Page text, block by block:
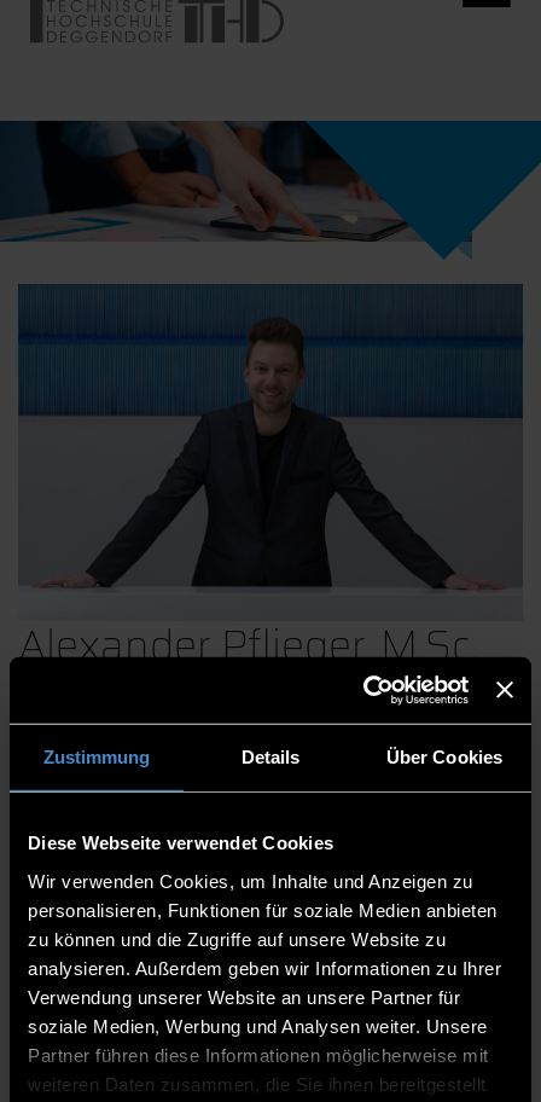
Zustimmung Details Über Cookies
Diese Webseite verwendet Cookies
Wir verwenden Cookies, um Inhalte und Anzeigen zu
personalisieren, Funktionen für soziale Medien anbieten
zu können und die Zugriffe auf unsere Website zu
analysieren. Außerdem geben wir Informationen zu Ihrer
Verwendung unserer Website an unsere Partner für
soziale Medien, Werbung und Analysen weiter. Unsere
Partner führen diese Informationen möglicherweise mit
weiteren Daten zusammen, die Sie ihnen bereitgestellt
Alexander Pflieger, M.Sc.
Zentrum für angewandte Forschung
Institut für angewandte Informatik - Technologie
Campus Freyung
Wissenschaftlicher Mitarbeiter
Digitalisierungskolleg “Progressiv-Digitale Provinz”
ITC2+ 2. Stock
0991/3615-737